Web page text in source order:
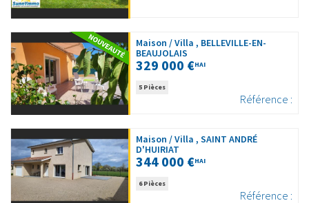
Maison / Villa , BELLEVILLE-EN-
BEAUJOLAIS
329 000 €HAI
5 Pièces
Référence :
Maison / Villa , SAINT ANDRÉ
D'HUIRIAT
344 000 €HAI
6 Pièces
Référence :